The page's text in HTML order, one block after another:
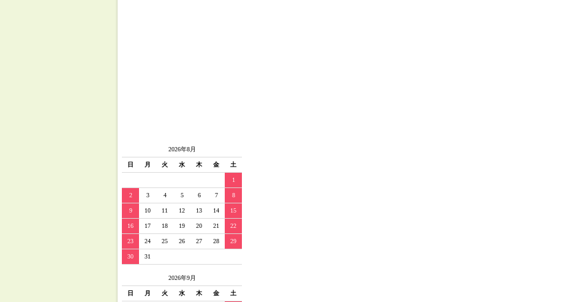
2026年8月
日 月 火 水 木 金 土
1
2 3 4 5 6 7 8
9 10 11 12 13 14 15
16 17 18 19 20 21 22
23 24 25 26 27 28 29
30 31
2026年9月
日 月 火 水 木 金 土